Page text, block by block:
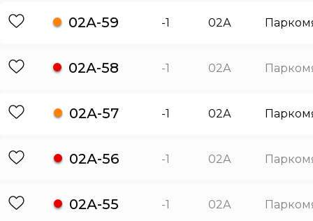
02А-59 -1 02А
02А-58 -1 02А
02А-57 -1 02А
02А-56 -1 02А
02А-55 -1 02А